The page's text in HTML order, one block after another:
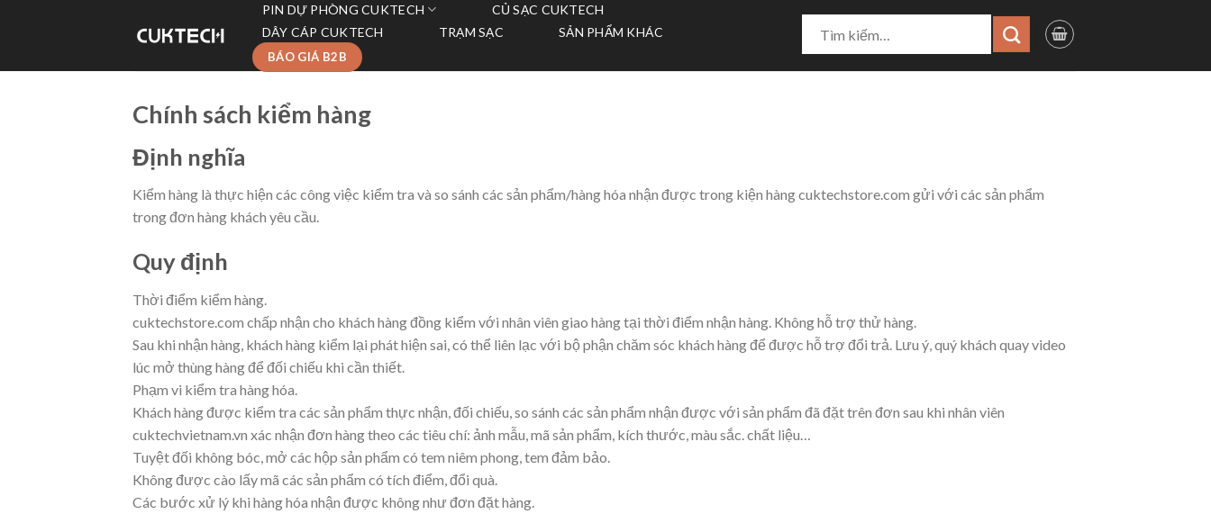
PIN DỰ PHÒNG CUKTECH
CỦ SẠC CUKTECH
DÂY CÁP CUKTECH
TRẠM SẠC SẢN PHẨM KHÁC
BÁO GIÁ B2B
kiếm:
Chính sách kiểm hàng
Định nghĩa
Kiểm hàng là thực hiện các công việc kiểm tra và so sánh các sản phẩm/hàng hóa nhận được trong kiện hàng cuktechstore.com gửi với các sản phẩm
trong đơn hàng khách yêu cầu.
Quy định
Thời điểm kiểm hàng.
cuktechstore.com chấp nhận cho khách hàng đồng kiểm với nhân viên giao hàng tại thời điểm nhận hàng. Không hỗ trợ thử hàng.
Sau khi nhận hàng, khách hàng kiểm lại phát hiện sai, có thể liên lạc với bộ phận chăm sóc khách hàng để được hỗ trợ đổi trả. Lưu ý, quý khách quay video
lúc mở thùng hàng để đối chiếu khi cần thiết.
Phạm vi kiểm tra hàng hóa.
Khách hàng được kiểm tra các sản phẩm thực nhận, đối chiếu, so sánh các sản phẩm nhận được với sản phẩm đã đặt trên đơn sau khi nhân viên
cuktechvietnam.vn xác nhận đơn hàng theo các tiêu chí: ảnh mẫu, mã sản phẩm, kích thước, màu sắc. chất liệu…
Tuyệt đối không bóc, mở các hộp sản phẩm có tem niêm phong, tem đảm bảo.
Không được cào lấy mã các sản phẩm có tích điểm, đổi quà.
Các bước xử lý khi hàng hóa nhận được không như đơn đặt hàng.